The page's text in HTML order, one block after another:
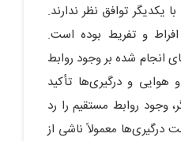
یکدیگر توافق نظر ندارند.
و تفریط بوده است.
انجام ‏شده بر وجود روابط
هوایی و درگیری‌ها تأکید
وجود روابط مستقیم را رد
درگیری‌ها معمولاً ناشی‏ از